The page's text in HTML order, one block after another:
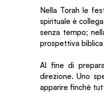
Nella Torah le
spirituale è
senza tempo;
prospettiva biblica
Al fine di
direzione. Uno
apparire finchè